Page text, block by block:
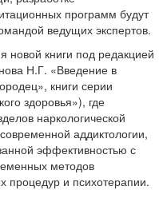
программ будут
ведущих экспертов.
новой книги под редакцией
Н.Г. «Введение в
книги серии
здоровья»), где
наркологической
аддиктологии,
эффективностью с
методов
процедур и психотерапии.